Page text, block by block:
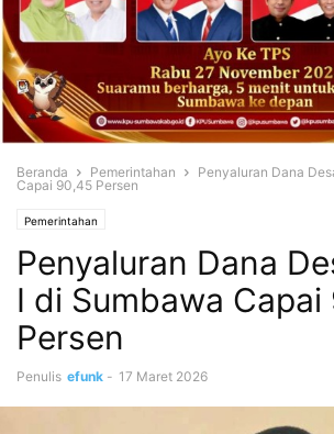
Beranda Pemerintahan
Penyaluran Dana
Capai 90,45 Persen
Pemerintahan
Penyaluran Dana
I di Sumbawa Capai
Persen
Penulis efunk - 17 Maret 2026